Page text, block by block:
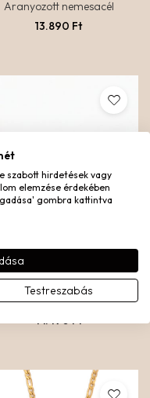
Aranyozott nemesacél
13.890 Ft
GYŰRŰ
Aranyozott nemesacél
14.490Ft
szabott hirdetések vagy
elemzése érdekében
gombra kattintva
Testreszabás